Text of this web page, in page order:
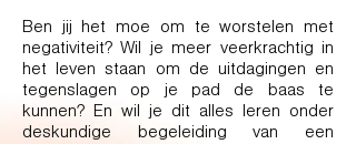
Ben jij het moe om te worstelen met
negativiteit? Wil je meer veerkrachtig in
het leven staan om de uitdagingen en
tegenslagen op je pad de baas te
kunnen? En wil je dit alles leren onder
deskundige begeleiding van een